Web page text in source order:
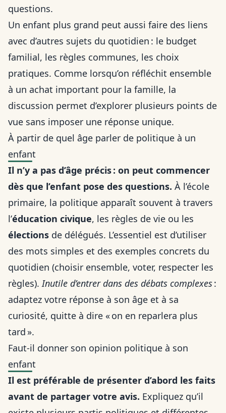
questions.
Un enfant plus grand peut aussi faire des liens
avec d’autres sujets du quotidien : le budget
familial, les règles communes, les choix
pratiques. Comme lorsqu’on réfléchit ensemble
à un achat important pour la famille, la
discussion permet d’explorer plusieurs points de
vue sans imposer une réponse unique.
À partir de quel âge parler de politique à un
enfant
Il n’y a pas d’âge précis : on peut commencer
dès que l’enfant pose des questions. À l’école
primaire, la politique apparaît souvent à travers
l’éducation civique, les règles de vie ou les
élections de délégués. L’essentiel est d’utiliser
des mots simples et des exemples concrets du
quotidien (choisir ensemble, voter, respecter les
règles).Inutile d’entrer dans des débats complexes:
adaptez votre réponse à son âge et à sa
curiosité, quitte à dire « on en reparlera plus
tard ».
Faut-il donner son opinion politique à son
enfant
Il est préférable de présenter d’abord les faits
avant de partager votre avis. Expliquez qu’il